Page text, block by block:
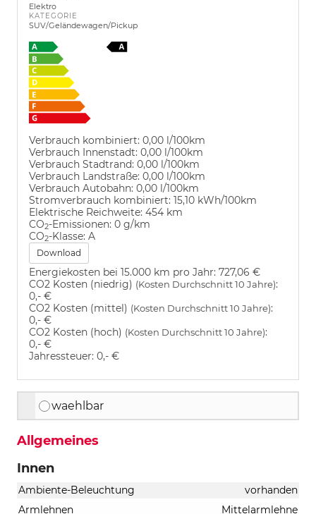
Elektro
KATEGORIE
SUV/Geländewagen/Pickup
Verbrauch kombiniert: 0,00 l/100km
Verbrauch Innenstadt: 0,00 l/100km
Verbrauch Stadtrand: 0,00 l/100km
Verbrauch Landstraße: 0,00 l/100km
Verbrauch Autobahn: 0,00 l/100km
Stromverbrauch kombiniert: 15,10 kWh/100km
Elektrische Reichweite: 454 km
CO2-Emissionen: 0 g/km
CO2-Klasse: A
Download
Energiekosten bei 15.000 km pro Jahr: 727,06 €
CO2 Kosten (niedrig) (Kosten Durchschnitt 10 Jahre):
0,- €
CO2 Kosten (mittel) (Kosten Durchschnitt 10 Jahre):
0,- €
CO2 Kosten (hoch) (Kosten Durchschnitt 10 Jahre):
0,- €
Jahressteuer: 0,- €
waehlbar
Allgemeines
Innen
Ambiente-Beleuchtung
vorhanden
Armlehnen
Mittelarmlehne